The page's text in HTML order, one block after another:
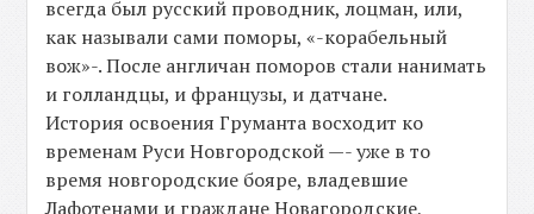
всегда был русский проводник, лоцман, или,
как называли сами поморы, «-корабельный
вож»-. После англичан поморов стали нанимать
и голландцы, и французы, и датчане.
История освоения Груманта восходит ко
временам Руси Новгородской —- уже в то
время новгородские бояре, владевшие
Лафотенами и граждане Новагородские,